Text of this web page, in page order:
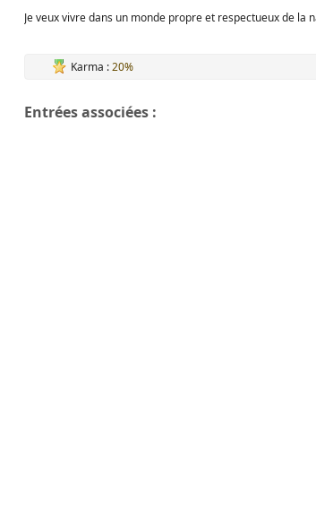
Je veux vivre dans un monde propre et respectueux de la
Karma :20%
Entrées associées :